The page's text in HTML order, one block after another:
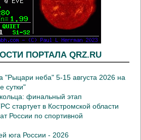
ПОРТАЛА QRZ.RU
"Рыцари неба" 5-15 августа 2026 на
сутки"
финальный этап
стартует в Костромской области
России по спортивной
юга России - 2026